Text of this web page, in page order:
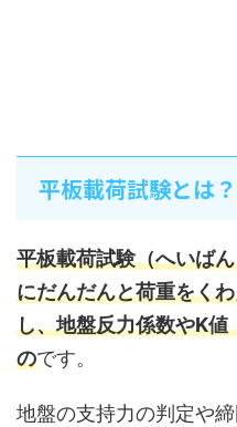
平板載荷試験とは
平板載荷試験（へいば
にだんだんと荷重をく
し、地盤反力係数やK
のです。
地盤の支持力の判定や